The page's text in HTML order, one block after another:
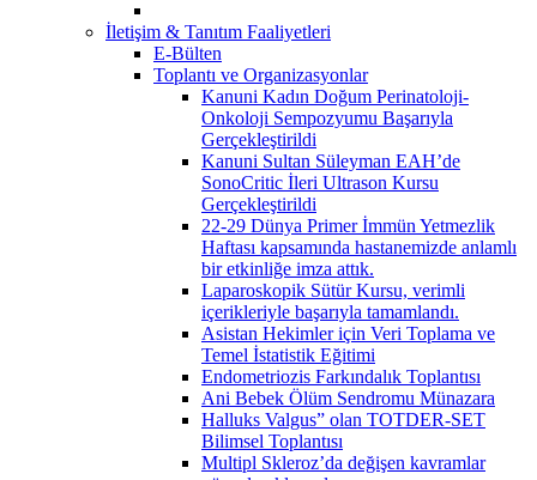
İletişim & Tanıtım Faaliyetleri
E-Bülten
Toplantı ve Organizasyonlar
Kanuni Kadın Doğum Perinatoloji-
Onkoloji Sempozyumu Başarıyla
Gerçekleştirildi
Kanuni Sultan Süleyman EAH’de
SonoCritic İleri Ultrason Kursu
Gerçekleştirildi
22-29 Dünya Primer İmmün Yetmezlik
Haftası kapsamında hastanemizde anlamlı
bir etkinliğe imza attık.
Laparoskopik Sütür Kursu, verimli
içerikleriyle başarıyla tamamlandı.
Asistan Hekimler için Veri Toplama ve
Temel İstatistik Eğitimi
Endometriozis Farkındalık Toplantısı
Ani Bebek Ölüm Sendromu Münazara
Halluks Valgus” olan TOTDER-SET
Bilimsel Toplantısı
Multipl Skleroz’da değişen kavramlar